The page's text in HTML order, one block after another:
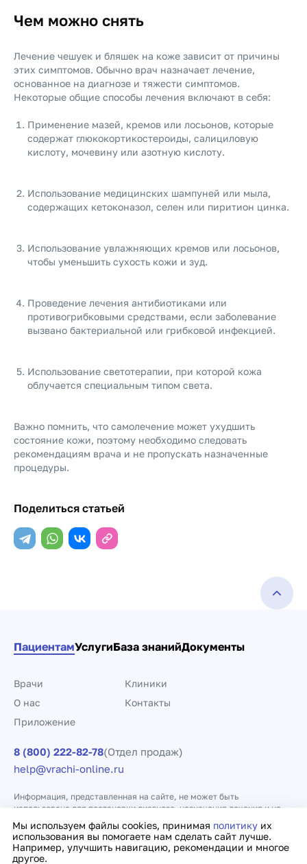
Чем можно снять
Лечение чешуек и бляшек на коже зависит от причины
этих симптомов. Обычно врач назначает лечение,
основанное на диагнозе и тяжести симптомов.
Некоторые общие способы лечения включают в себя:
Применение мазей, кремов или лосьонов, которые
содержат глюкокортикостероиды, салициловую
кислоту, мочевину или азотную кислоту.
Использование медицинских шампуней или мыла,
содержащих кетоконазол, селен или пиритион цинка.
Использование увлажняющих кремов или лосьонов,
чтобы уменьшить сухость кожи и зуд.
Проведение лечения антибиотиками или
противогрибковыми средствами, если заболевание
вызвано бактериальной или грибковой инфекцией.
Использование светотерапии, при которой кожа
облучается специальным типом света.
Важно помнить, что самолечение может ухудшить
состояние кожи, поэтому необходимо следовать
рекомендациям врача и не пропускать назначенные
процедуры.
Поделиться статьей
Мы используем файлы cookies, принимая политику их
использования вы помогаете нам сделать сайт лучше.
Например, улучшить навигацию, рекомендации и многое
другое.
ПациентамУслугиБаза знанийДокументы
Врачи
Клиники
О нас
Контакты
Приложение
8 (800) 222-82-78(Отдел продаж)
help@vrachi-online.ru
Информация, представленная на сайте, не может быть
использована для постановки диагноза, назначения лечения и не
заменяет прием врача.
Политика конфиденциальности Договор оферты